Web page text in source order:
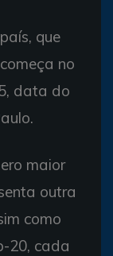
que
no
data do
maior
outra
como
20, cada